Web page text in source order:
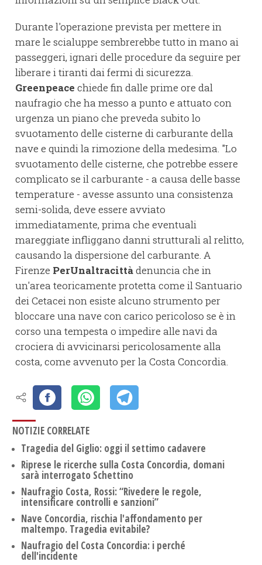
Durante l'operazione prevista per mettere in
mare le scialuppe sembrerebbe tutto in mano ai
passeggeri, ignari delle procedure da seguire per
liberare i tiranti dai fermi di sicurezza.
Greenpeace chiede fin dalle prime ore dal
naufragio che ha messo a punto e attuato con
urgenza un piano che preveda subito lo
svuotamento delle cisterne di carburante della
nave e quindi la rimozione della medesima. "Lo
svuotamento delle cisterne, che potrebbe essere
complicato se il carburante - a causa delle basse
temperature - avesse assunto una consistenza
semi-solida, deve essere avviato
immediatamente, prima che eventuali
mareggiate infliggano danni strutturali al relitto,
causando la dispersione del carburante. A
Firenze PerUnaltracittàdenuncia che in
un'area teoricamente protetta come il Santuario
dei Cetacei non esiste alcuno strumento per
bloccare una nave con carico pericoloso se è in
corso una tempesta o impedire alle navi da
crociera di avvicinarsi pericolosamente alla
costa, come avvenuto per la Costa Concordia.
NOTIZIE CORRELATE
Tragedia del Giglio: oggi il settimo cadavere
Riprese le ricerche sulla Costa Concordia, domani
sarà interrogato Schettino
Naufragio Costa, Rossi: “Rivedere le regole,
intensificare controlli e sanzioni”
Nave Concordia, rischia l'affondamento per
maltempo. Tragedia evitabile?
Naufragio del Costa Concordia: i perché
dell'incidente